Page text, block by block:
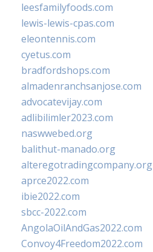
leesfamilyfoods.com
lewis-lewis-cpas.com
eleontennis.com
cyetus.com
bradfordshops.com
almadenranchsanjose.com
advocatevijay.com
adlibilimler2023.com
naswwebed.org
balithut-manado.org
alteregotradingcompany.org
aprce2022.com
ibie2022.com
sbcc-2022.com
AngolaOilAndGas2022.com
Convoy4Freedom2022.com